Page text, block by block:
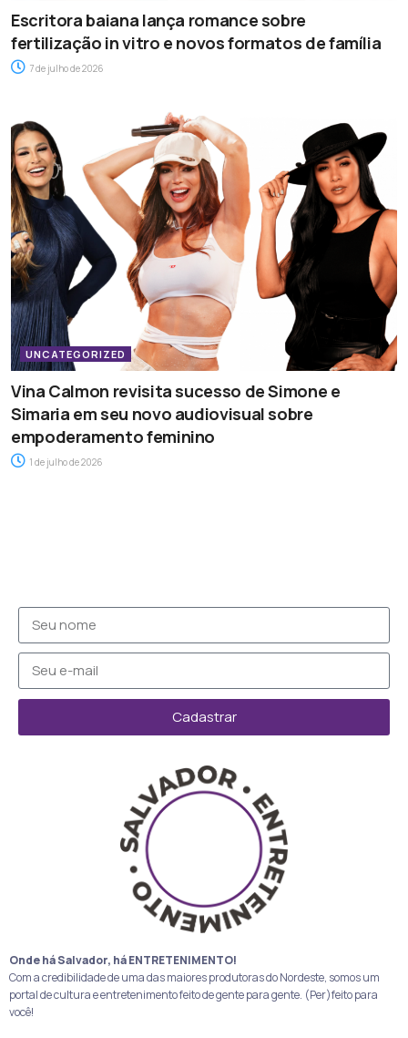
Escritora baiana lança romance sobre
fertilização in vitro e novos formatos de família
7 de julho de 2026
UNCATEGORIZED
Vina Calmon revisita sucesso de Simone e
Simaria em seu novo audiovisual sobre
empoderamento feminino
1 de julho de 2026
Cadastrar
Onde há Salvador, há ENTRETENIMENTO!
Com a credibilidade de uma das maiores produtoras do Nordeste, somos um
portal de cultura e entretenimento feito de gente para gente. (Per)feito para
você!